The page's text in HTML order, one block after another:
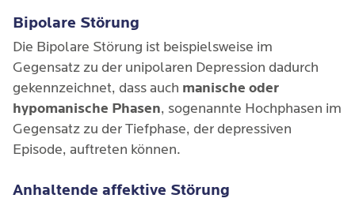
übliche Stimmungstief hinaus. Allerdings kann eine
tiefe Trauer und Antriebslosigkeit bereits ein
erstes ernstzunehmendes Anzeichen sein, welches
Sie beim Auftreten zusätzlicher Symptome wie
Schlafstörungen und Schuldgefühle genauer
beobachten und abklären lassen sollten.
Schuldgefühle
Wut & Trotz
Gefühlslosigkeit
Suizidgedanken
Unruhe & hektisches Verhalten
Bipolare Störung
Die Bipolare Störung ist beispielsweise im
Gegensatz zu der unipolaren Depression dadurch
gekennzeichnet, dass auch manische oder
hypomanische Phasen, sogenannte Hochphasen im
Gegensatz zu der Tiefphase, der depressiven
Episode, auftreten können.
Anhaltende affektive Störung